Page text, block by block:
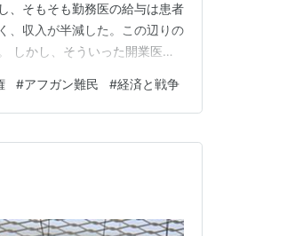
、そもそも勤務医の給与は患者
、収入が半減した。この辺りの
しかし、そういった開業医が
からとしても、借金に追われ
なかっ…
#アフガン難民 #経済と戦争